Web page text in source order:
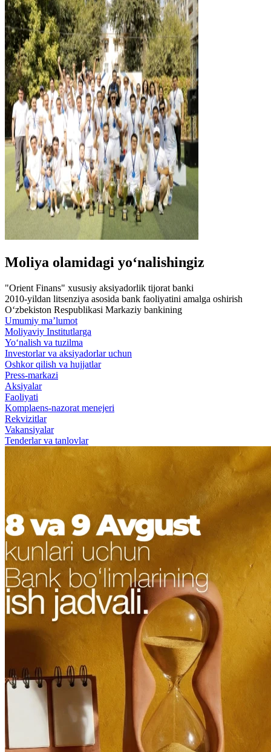
Moliya olamidagi yo‘nalishingiz
"Orient Finans" xususiy aksiyadorlik tijorat banki
2010-yildan litsenziya asosida bank faoliyatini amalga oshirish
O‘zbekiston Respublikasi Markaziy bankining
Umumiy ma’lumot
Moliyaviy Institutlarga
Yo‘nalish va tuzilma
Investorlar va aksiyadorlar uchun
Oshkor qilish va hujjatlar
Press-markazi
Aksiyalar
Faoliyati
Komplaens-nazorat menejeri
Rekvizitlar
Vakansiyalar
Tenderlar va tanlovlar